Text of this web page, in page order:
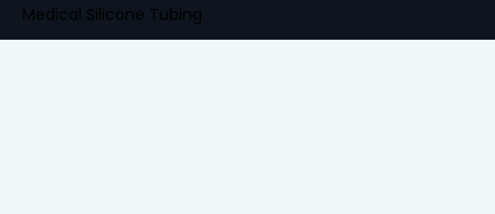
Medical Silicone Tubing